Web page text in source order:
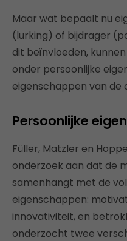
Maar wat bepaalt nu
(lurking) of bijdrager
dit beïnvloeden,
onder persoonlijke
eigenschappen van de
Persoonlijke
Füller, Matzler en
onderzoek aan dat de
samenhangt met de
eigenschappen:
innovativiteit, en
onderzocht twee